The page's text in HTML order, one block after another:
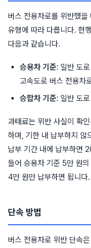
버스 전용차로를 위반했
유형에 따라 다릅니다. 현
다음과 같습니다.
승용차 기준: 일반 도
고속도로 버스 전용차
승합차 기준: 일반 도
과태료는 위반 사실이 확
하며, 기한 내 납부하지 않
납부 기간 내에 납부하면
들어 승용차 기준 5만 원
4만 원만 납부하면 됩니다.
단속 방법
버스 전용차로 위반 단속